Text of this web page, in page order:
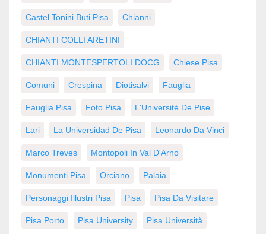
Castel Tonini Buti Pisa Chianni
CHIANTI COLLI ARETINI
CHIANTI MONTESPERTOLI DOCG Chiese Pisa
Comuni Crespina Diotisalvi Fauglia
Fauglia Pisa Foto Pisa L'Université De Pise
Lari La Universidad De Pisa Leonardo Da Vinci
Marco Treves Montopoli In Val D'Arno
Monumenti Pisa Orciano Palaia
Personaggi Illustri Pisa Pisa Pisa Da Visitare
Pisa Porto Pisa University Pisa Università